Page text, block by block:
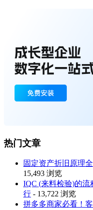
热门文章
固定资产折旧原理
15,493 浏览
IQC (来料检验)的
行 - 13,722 浏览
拼多多商家必看！